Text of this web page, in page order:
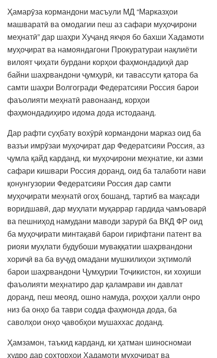
Ҳамарӯза кормандони масъули МД “Марказҳои
машваратӣ ва омодагии пеш аз сафари муҳоҷирони
меҳнатӣ” дар шаҳри Хуҷанд якҷоя бо бахши Хадамоти
муҳоҷират ва намояндагони Прокуратураи нақлиёти
вилоят ҷиҳати бурдани корҳои фаҳмондадиҳӣ дар
байни шаҳрвандони ҷумҳурӣ, ки тавассути қатора ба
самти шаҳри Волгогради Федератсияи Россия барои
фаъолияти меҳнатӣ равонаанд, корҳои
фаҳмондадиҳиро идома дода истодаанд.
Дар рафти суҳбату вохӯрӣ кормандони марказ оид ба
вазъи имрӯзаи муҳоҷират дар Федератсияи Россия, аз
ҷумла қайд карданд, ки муҳоҷирони меҳнатие, ки азми
сафари кишвари Россия доранд, оид ба талаботи нави
қонунгузории Федератсияи Россия дар самти
муҳоҷирати меҳнатӣ огоҳ бошанд, тартиб ва мақсади
воридшавӣ, дар муҳлати муқаррар гардида ҷамъоварӣ
ва пешниҳод намудани маводи зарурӣ ба ВКД ФР оид
ба муҳоҷирати минтақавӣ барои гирифтани патент ва
риояи муҳлати будубоши муваққатии шаҳрвандони
хориҷӣ ва ба вуҷуд омадани мушкилиҳои эҳтимолӣ
барои шаҳрвандони Ҷумҳурии Тоҷикистон, ки хоҳиши
фаъолияти меҳнатиро дар қаламрави ин давлат
доранд, пеш меояд, ошно намуда, роҳҳои ҳалли онро
низ ба онҳо ба таври содда фаҳмонда дода, ба
саволҳои онҳо ҷавобҳои мушаххас доданд.
Ҳамзамон, таъкид карданд, ки ҳатман шиносномаи
худро дар сохторҳои Хадамоти муҳоҷират ва